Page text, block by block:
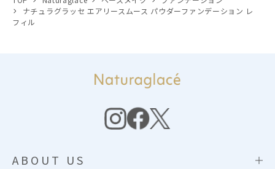
ナチュラグラッセ エアリースムース パウダーファンデーション レ
フィル
ABOUT US